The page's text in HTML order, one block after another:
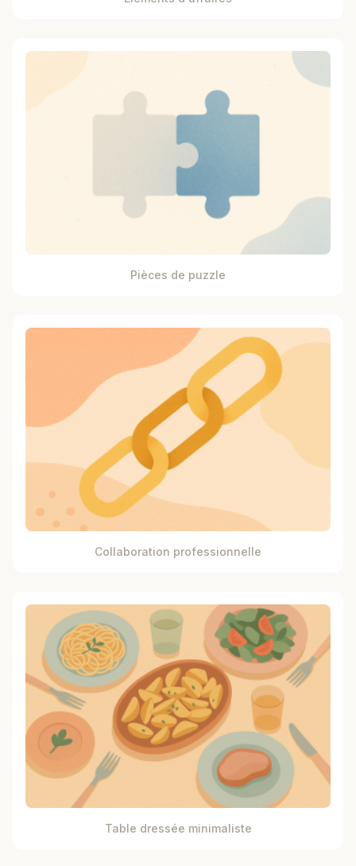
Pièces de puzzle
Collaboration professionnelle
Table dressée minimaliste